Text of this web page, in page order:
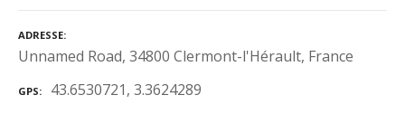
ADRESSE
Unnamed Road, 34800 Clermont-l'Hérault, France
GPS 43.6530721, 3.3624289